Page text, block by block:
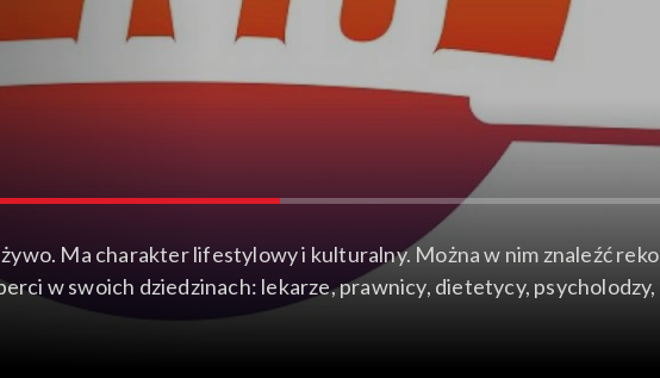
Ma charakter lifestylowy i kulturalny. Można w nim znaleźć
w swoich dziedzinach: lekarze, prawnicy, dietetycy,
które nurtują widzów, a ich wypowiedzi ilustrowane są